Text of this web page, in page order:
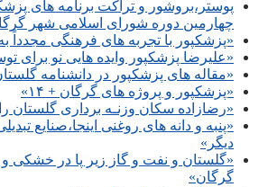
پوستر،بروشور و تراکت برنامه های
چهارمین دوره شورای اسلامی شهر
«پزشکپور با تجربه های فرهنگی مجدداً
«علیرضا پزشکپور وایده هایی نو برای
«مقاله های پزشکپور در دانشنامه
«پزشکپور و پروژه های گرگان + ۱۴»
«رضازاده سکان وزنـه برداری گلستان
«پنبه و دانه های روغنی اینجا،صنایع
دیگر»
«گلستان و نفت و گاز زیر پا در خشکی
گرگان»